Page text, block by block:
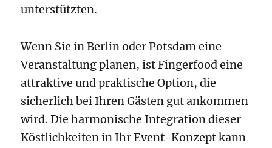
unterstützten.
Wenn Sie in Berlin oder Potsdam eine
Veranstaltung planen, ist Fingerfood eine
attraktive und praktische Option, die
sicherlich bei Ihren Gästen gut ankommen
wird. Die harmonische Integration dieser
Köstlichkeiten in Ihr Event-Konzept kann